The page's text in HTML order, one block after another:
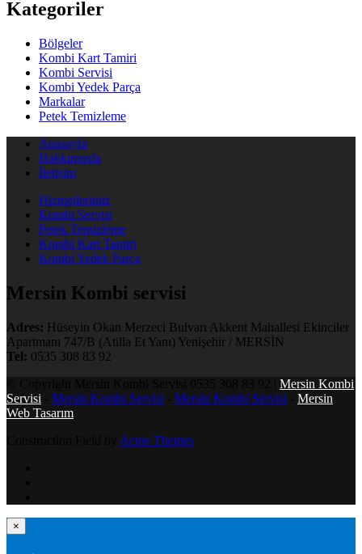
Kategoriler
Bölgeler
Kombi Kart Tamiri
Kombi Servisi
Kombi Yedek Parça
Markalar
Petek Temizleme
Anasayfa
Hakkımızda
İletişim
Hizmetlerimiz
Kombi Servisi
Petek Temizleme
Kombi Kart Tamiri
Kombi Yedek Parça
Mersin Kombi servisi
Adres: Hüseyin Okan Merzeci Bulvarı Akkent Mahallesi Ekinciler
Apartmanı 747/B (Atilla Et Yanı) Yenişehir / MERSİN
Tel: 0535 308 83 92
Mersin Kombi
Servisi
Mersin Kombi Servisi Mersin Kombi Servisi
Mersin
Web Tasarım
Acme Themes
×